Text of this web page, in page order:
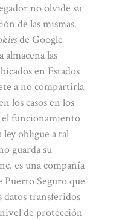
no olvide su
de las mismas.
de Google
almacena las
en Estados
a no compartirla
los casos en los
el funcionamiento
ley obligue a tal
guarda su
es una compañía
Puerto Seguro que
datos transferidos
de protección